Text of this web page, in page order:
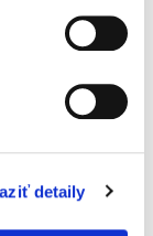
detaily
ich